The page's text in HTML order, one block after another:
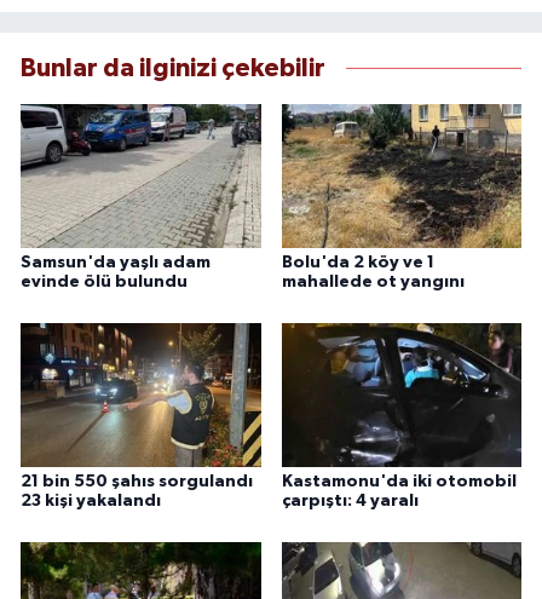
Bunlar da ilginizi çekebilir
Samsun'da yaşlı adam
evinde ölü bulundu
Bolu'da 2 köy ve 1
mahallede ot yangını
21 bin 550 şahıs sorgulandı
23 kişi yakalandı
Kastamonu'da iki otomobil
çarpıştı: 4 yaralı